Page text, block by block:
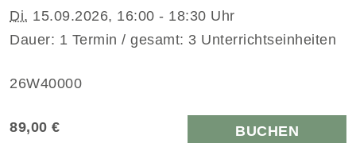
Di. 15.09.2026, 16:00 - 18:30 Uhr
Dauer: 1 Termin / gesamt: 3 Unterrichtseinheiten
26W40000
89,00 € BUCHEN